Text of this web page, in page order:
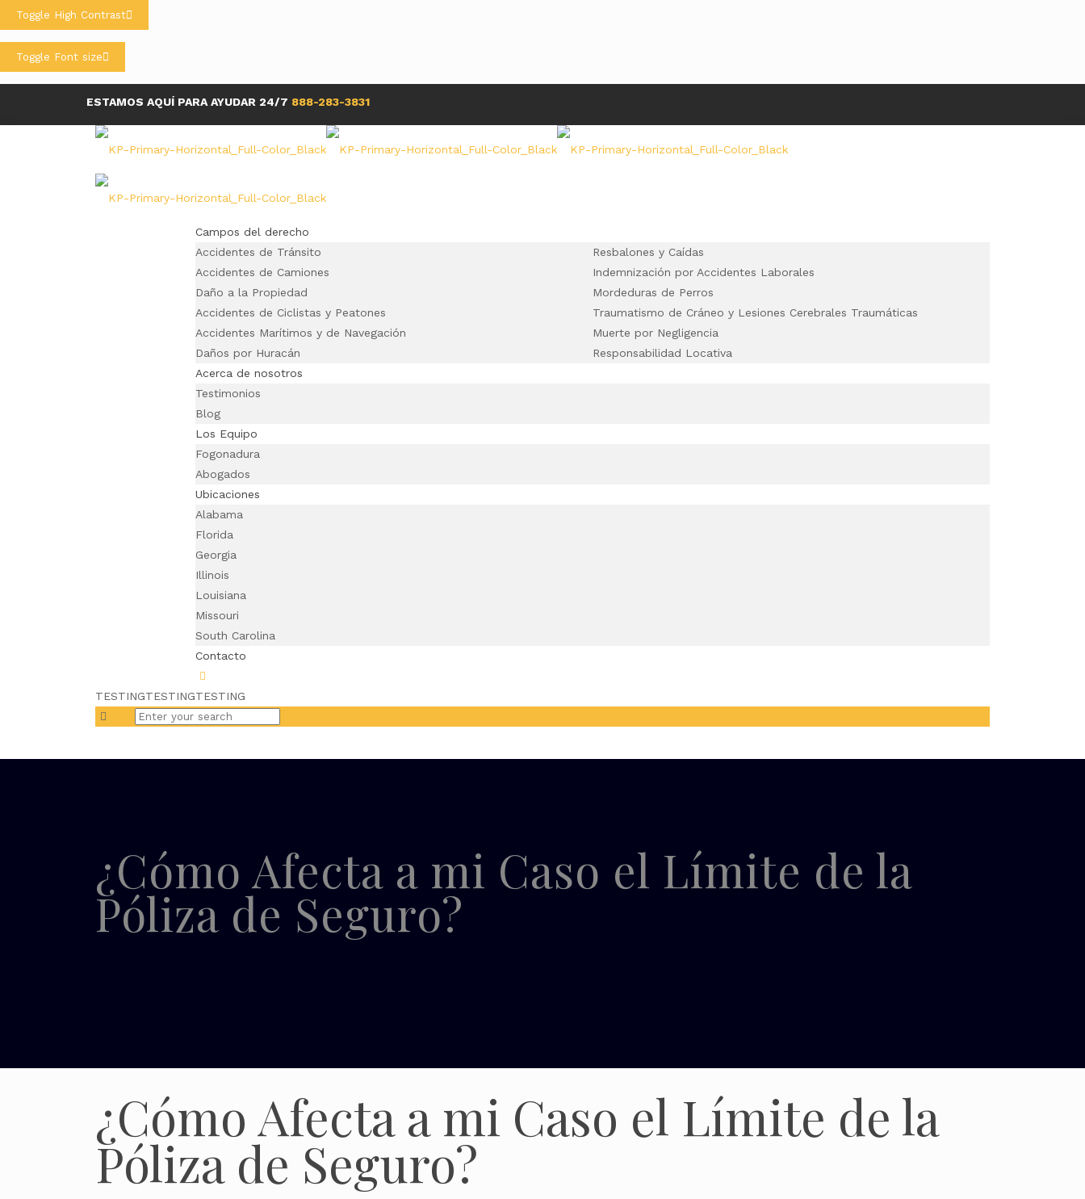
Skip
to
Skip
to
Toggle High Contrast
Toggle Font size
ESTAMOS AQUÍ PARA AYUDAR 24/7 888-283-3831
Campos del derecho
Accidentes de Tránsito
Accidentes de Camiones
Daño a la Propiedad
Accidentes de Ciclistas y Peatones
Accidentes Marítimos y de Navegación
Daños por Huracán
Resbalones y Caídas
Indemnización por Accidentes Laborales
Mordeduras de Perros
Traumatismo de Cráneo y Lesiones Cerebrales Traumáticas
Muerte por Negligencia
Responsabilidad Locativa
Acerca de nosotros
Testimonios
Blog
Los Equipo
Fogonadura
Abogados
Ubicaciones
Alabama
Florida
Georgia
Illinois
Louisiana
Missouri
South Carolina
Contacto
TESTINGTESTINGTESTING
Search
¿Cómo Afecta a mi Caso el Límite de la
Póliza de Seguro?
¿Cómo Afecta a mi Caso el Límite de la
Póliza de Seguro?